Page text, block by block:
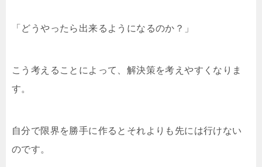
「どうやったら出来るようになるのか？」
こう考えることによって、解決策を考えやすくなりま
す。
自分で限界を勝手に作るとそれよりも先には行けない
のです。